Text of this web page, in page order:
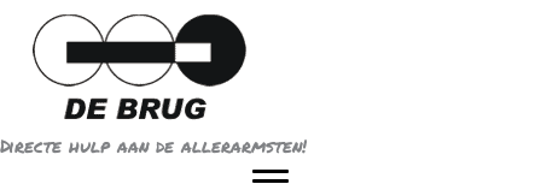
naar
Directe hulp aan de allerarmsten!